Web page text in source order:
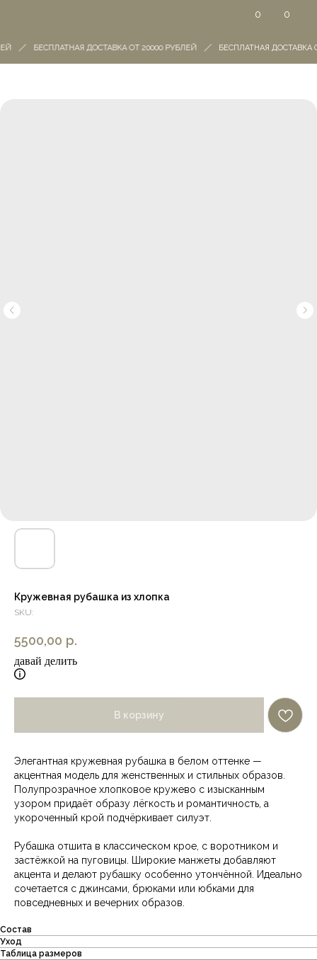
0
0
БЕСПЛАТНАЯ ДОСТАВКА ОТ 20000 РУБЛЕЙ БЕСПЛАТНАЯ ДОСТАВКА
Кружевная рубашка из хлопка
SKU:
5500,00 р.
давай делить
В корзину
Элегантная кружевная рубашка в белом оттенке —
акцентная модель для женственных и стильных образов.
Полупрозрачное хлопковое кружево с изысканным
узором придаёт образу лёгкость и романтичность, а
укороченный крой подчёркивает силуэт.
Рубашка отшита в классическом крое, с воротником и
застёжкой на пуговицы. Широкие манжеты добавляют
акцента и делают рубашку особенно утончённой. Идеально
сочетается с джинсами, брюками или юбками для
повседневных и вечерних образов.
Состав
Уход
Таблица размеров